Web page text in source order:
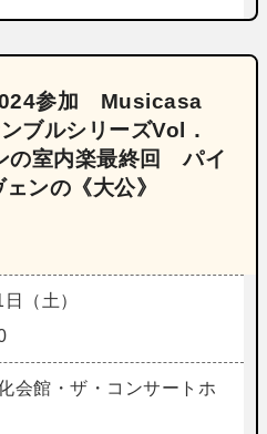
参加 Musicasa
ブルシリーズVol．
室内楽最終回 パイ
ンの《大公》
（土）
会館・ザ・コンサートホ